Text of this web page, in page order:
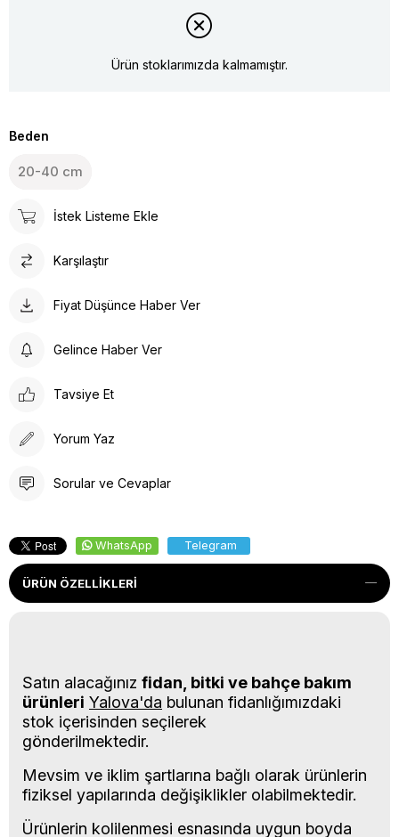
Ürün stoklarımızda kalmamıştır.
Beden
20-40 cm
İstek Listeme Ekle
Karşılaştır
Fiyat Düşünce Haber Ver
Gelince Haber Ver
Tavsiye Et
Yorum Yaz
Sorular ve Cevaplar
WhatsApp Telegram
ÜRÜN ÖZELLIKLERI
Satın alacağınız fidan, bitki ve bahçe bakım
ürünleri Yalova'da bulunan fidanlığımızdaki
stok içerisinden seçilerek
gönderilmektedir.
Mevsim ve iklim şartlarına bağlı olarak ürünlerin
fiziksel yapılarında değişiklikler olabilmektedir.
Ürünlerin kolilenmesi esnasında uygun boyda